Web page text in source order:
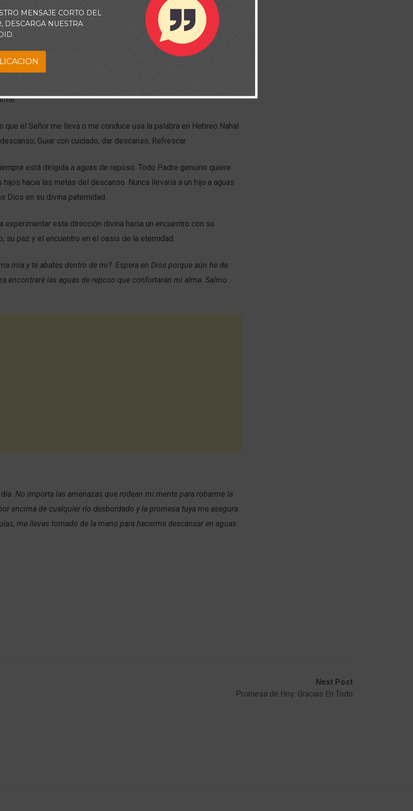
en el sonido de las aguas. Cuando son tormentosas asustan y
correr de ellas entre las rocas traen a mi alma un remanso de
que el Señor me lleva o me conduce usa la palabra en Hebreo Nahal
Guiar con cuidado, dar descanso, Refrescar.
está dirigida a aguas de reposo. Todo Padre genuino quiere
hacia las metas del descanso. Nunca llevaría a un hijo a aguas
Dios en su divina paternidad.
experimentar esta dirección divina hacia un encuentro con su
su paz y el encuentro en el oasis de la eternidad.
mía y te abates dentro de mi? Espera en Dios porque aún he de
encontraré las aguas de reposo que confortarán mi alma. Salmo
No importa las amenazas que rodean mi mente para robarme la
encima de cualquier río desbordado y la promesa tuya me asegura
me llevas tomado de la mano para hacerme descansar en aguas
Next Post
Promesa de Hoy: Gracias En Todo
MENSAJE CORTO DEL
DESCARGA NUESTRA